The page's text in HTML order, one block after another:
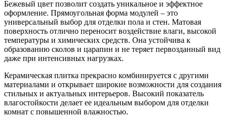
Бежевый цвет позволит создать уникальное и эффектное
оформление. Прямоугольная форма модулей – это
универсальный выбор для отделки пола и стен. Матовая
поверхность отлично переносит воздействие влаги, высокой
температуры и химических средств. Она устойчива к
образованию сколов и царапин и не теряет первозданный вид
даже при интенсивных нагрузках.
Керамическая плитка прекрасно комбинируется с другими
материалами и открывает широкие возможности для создания
стильных и актуальных интерьеров. Высокий показатель
влагостойкости делает ее идеальным выбором для отделки
комнат с повышенной влажностью.